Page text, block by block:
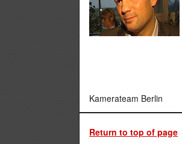
Kamerateam Berlin
Return to top of page